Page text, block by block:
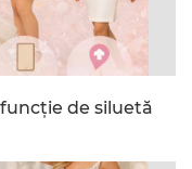
de siluetă